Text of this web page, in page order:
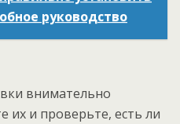
руководство
внимательно
их и проверьте, есть ли